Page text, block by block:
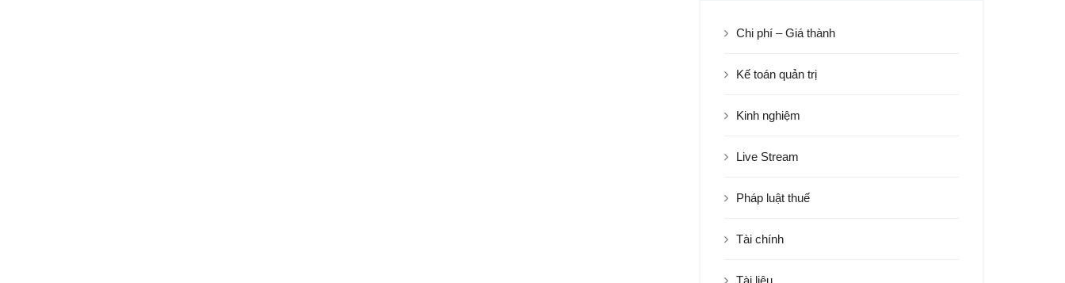
Chi phí – Giá thành
Kế toán quản trị
Kinh nghiệm
Live Stream
Pháp luật thuế
Tài chính
Tài liệu